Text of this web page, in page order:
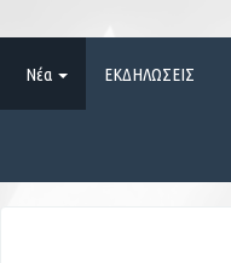
Νέα ΕΚΔΗΛΩΣΕΙΣ